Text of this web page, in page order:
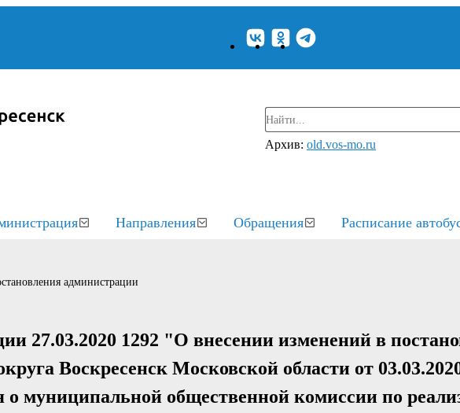
Архив: old.vos-mo.ru
Направления Обращения Расписание
администрации
27.03.2020 1292 "О внесении изменений в
Воскресенск Московской области от
муниципальной общественной комиссии по